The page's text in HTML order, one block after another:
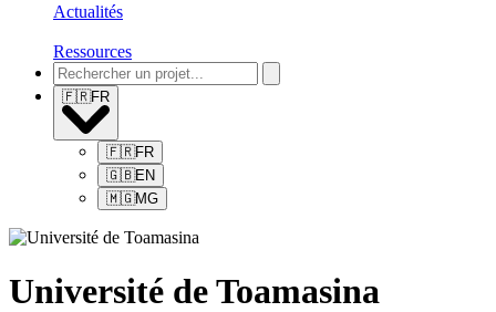
Actualités
Ressources
🇫🇷FR
🇫🇷FR
🇬🇧EN
🇲🇬MG
Université de Toamasina